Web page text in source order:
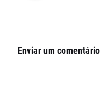
Enviar um comentário